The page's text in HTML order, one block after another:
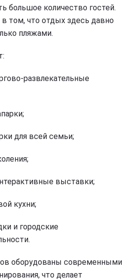
большое количество гостей.
том, что отдых здесь давно
пляжами.
развлекательные
для всей семьи;
выставки;
кухни;
и городские
оборудованы современными
что делает